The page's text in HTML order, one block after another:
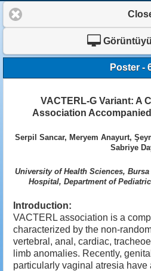
Poster -
VACTERL-G Variant: A
Association
Serpil Sancar, Meryem Anayurt,
Sabriye
University of Health Sciences,
Hospital, Department of
Introduction:
VACTERL association is a
characterized by the non-
vertebral, anal, cardiac,
limb anomalies. Recently,
particularly vaginal atresia have